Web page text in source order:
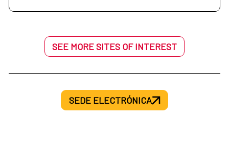
SEE MORE SITES OF INTEREST
SEDE ELECTRÓNICA